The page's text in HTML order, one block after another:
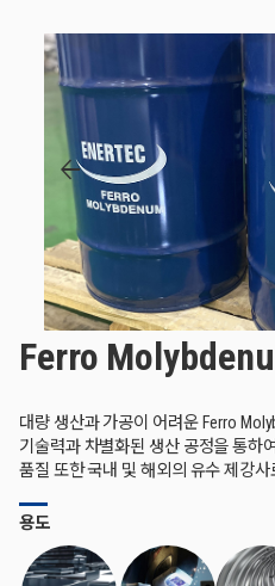
arrow_back
Ferro
대량 생산과 가공이 어려운 Ferro
기술력과 차별화된 생산 공정을 통하
품질 또한 국내 및 해외의 유수 제강
용도